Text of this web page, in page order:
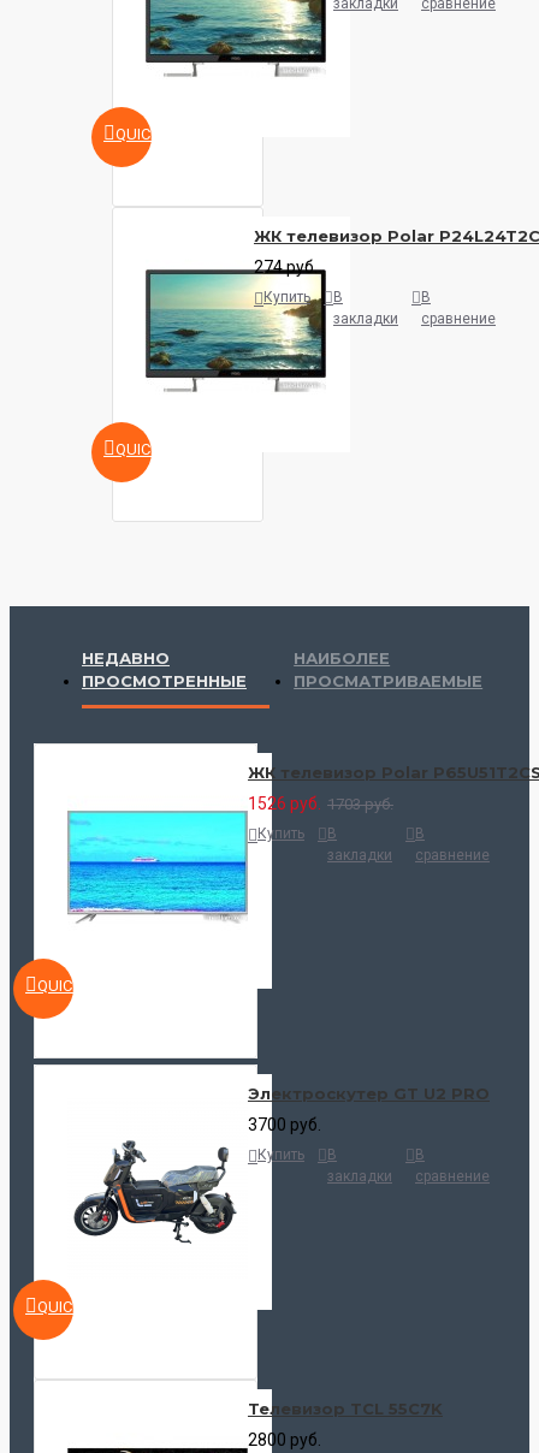
QUICKVIEW
закладки сравнение
QUICKVIEW
ЖК телевизор Polar P24L24T2C
274 руб.
Купить
В
закладки
В
сравнение
НЕДАВНО
ПРОСМОТРЕННЫЕ
НАИБОЛЕЕ
ПРОСМАТРИВАЕМЫЕ
QUICKVIEW
ЖК телевизор Polar
1526 руб. 1703 руб.
Купить
В
закладки
В
сравнение
QUICKVIEW
Электроскутер GT U2 PRO
3700 руб.
Купить
В
закладки
В
сравнение
Телевизор TCL 55C7K
2800 руб.